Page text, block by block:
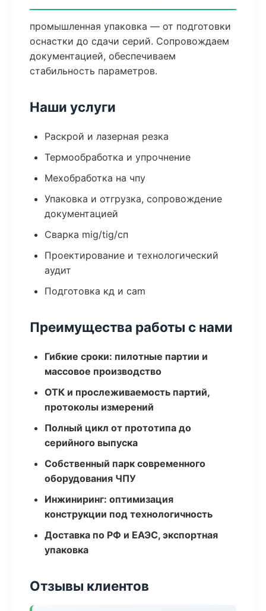
промышленная упаковка — от подготовки
оснастки до сдачи серий. Сопровождаем
документацией, обеспечиваем
стабильность параметров.
Наши услуги
Раскрой и лазерная резка
Термообработка и упрочнение
Мехобработка на чпу
Упаковка и отгрузка, сопровождение
документацией
Сварка mig/tig/сп
Проектирование и технологический
аудит
Подготовка кд и cam
Преимущества работы с нами
Гибкие сроки: пилотные партии и
массовое производство
ОТК и прослеживаемость партий,
протоколы измерений
Полный цикл от прототипа до
серийного выпуска
Собственный парк современного
оборудования ЧПУ
Инжиниринг: оптимизация
конструкции под технологичность
Доставка по РФ и ЕАЭС, экспортная
упаковка
Отзывы клиентов